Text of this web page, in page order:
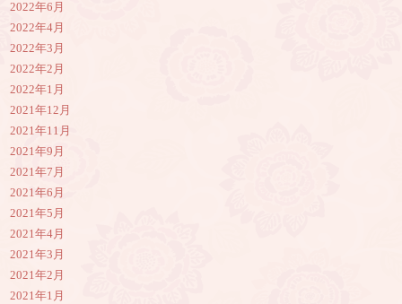
2022年6月
2022年4月
2022年3月
2022年2月
2022年1月
2021年12月
2021年11月
2021年9月
2021年7月
2021年6月
2021年5月
2021年4月
2021年3月
2021年2月
2021年1月